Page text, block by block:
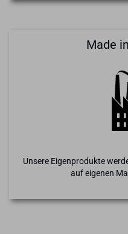
Made
Unsere Eigenprodukte
auf eigenen